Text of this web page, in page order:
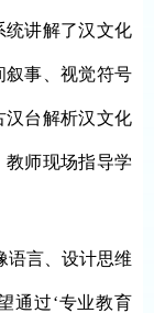
统讲解了汉文化
叙事、视觉符号
汉台解析汉文化
师现场指导学
语言、设计思维
通过‘专业教育